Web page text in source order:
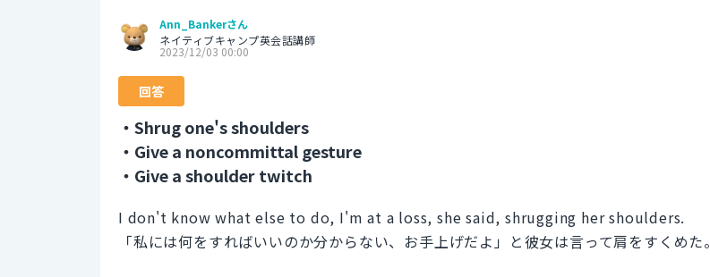
Ann_Bankerさん
ネイティブキャンプ英会話講師
2023/12/03 00:00
回答
・Shrug one's shoulders
・Give a noncommittal gesture
・Give a shoulder twitch
I don't know what else to do, I'm at a loss, she said, shrugging her shoulders.
「私には何をすればいいのか分からない、お手上げだよ」と彼女は言って肩をすくめた。